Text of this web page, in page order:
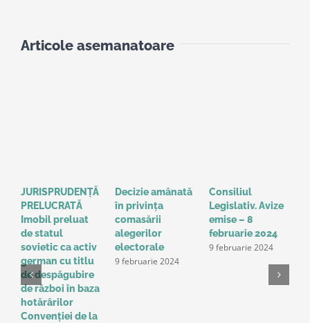
Articole asemanatoare
JURISPRUDENȚĂ
PRELUCRATĂ
Imobil preluat
de statul
sovietic ca activ
german cu titlu
de despăgubire
de război în baza
hotărârilor
Convenţiei de la
Decizie amânată
în privinţa
comasării
alegerilor
electorale
9 februarie 2024
Consiliul
Legislativ. Avize
emise – 8
februarie 2024
9 februarie 2024